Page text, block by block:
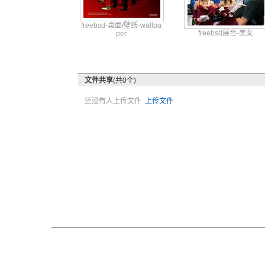
freebsd-桌面/壁纸-wallpa
per
freebsd展台-美女
文件共享(共0个)
还没有人上传文件 上传文件